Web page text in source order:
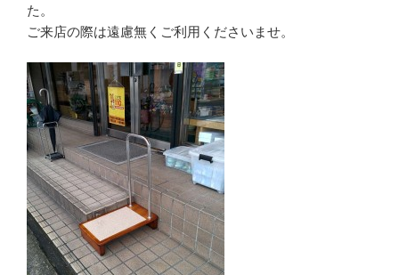
た。
ご来店の際は遠慮無くご利用くださいませ。